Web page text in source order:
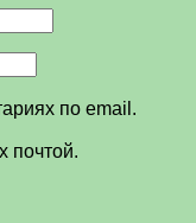
по email.
почтой.